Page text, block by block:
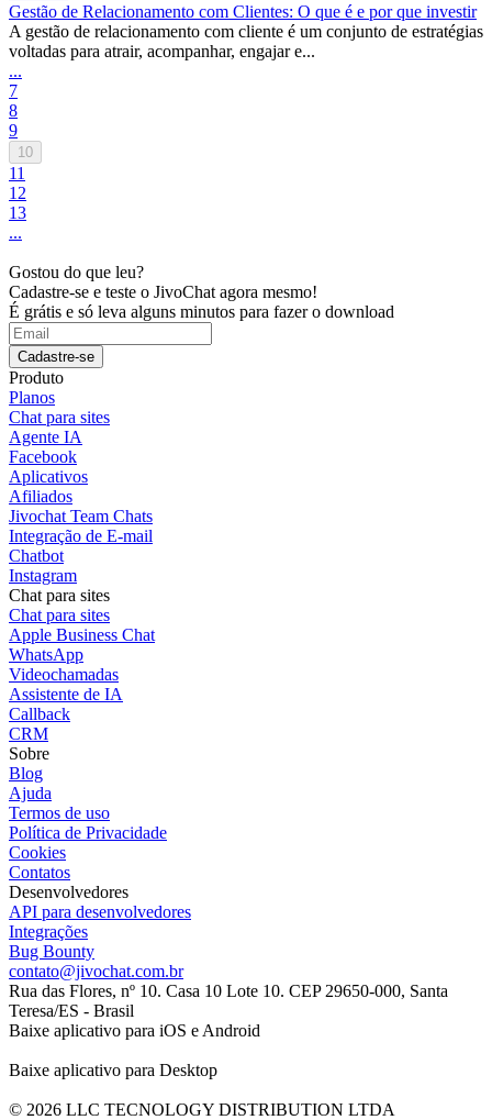
Gestão de Relacionamento com Clientes: O que é e por que investir
A gestão de relacionamento com cliente é um conjunto de estratégias
voltadas para atrair, acompanhar, engajar e...
...
7
8
9
10
11
12
13
...
Gostou do que leu?
Cadastre-se e teste o JivoChat agora mesmo!
É grátis e só leva alguns minutos para fazer o download
Cadastre-se
Produto
Planos
Chat para sites
Agente IA
Facebook
Aplicativos
Afiliados
Jivochat Team Chats
Integração de E-mail
Chatbot
Instagram
Chat para sites
Chat para sites
Apple Business Chat
WhatsApp
Videochamadas
Assistente de IA
Callback
CRM
Sobre
Blog
Ajuda
Termos de uso
Política de Privacidade
Cookies
Contatos
Desenvolvedores
API para desenvolvedores
Integrações
Bug Bounty
contato@jivochat.com.br
Rua das Flores, nº 10. Casa 10 Lote 10. CEP 29650-000, Santa
Teresa/ES - Brasil
Baixe aplicativo para iOS e Android
Baixe aplicativo para Desktop
© 2026 LLC TECNOLOGY DISTRIBUTION LTDA